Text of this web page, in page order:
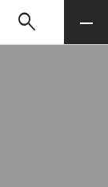
Söksearch Meny